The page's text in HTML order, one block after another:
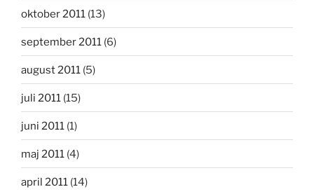
oktober 2011 (13)
september 2011 (6)
august 2011 (5)
juli 2011 (15)
juni 2011 (1)
maj 2011 (4)
april 2011 (14)